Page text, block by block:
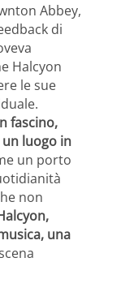
Abbey,
di
Halcyon
le sue
fascino,
luogo in
un porto
non
una